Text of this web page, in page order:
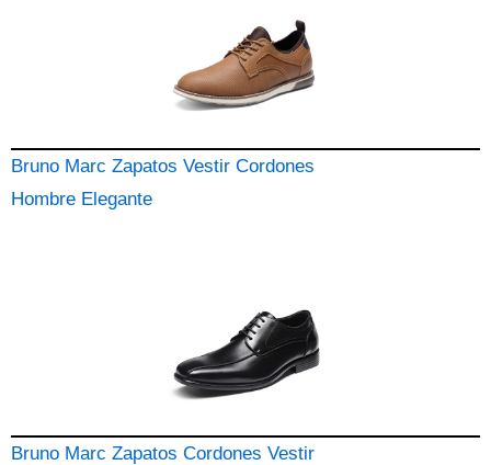
Bruno Marc Zapatos Vestir Cordones
Hombre Elegante
Bruno Marc Zapatos Cordones Vestir